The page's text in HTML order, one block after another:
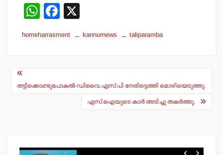
W
at
p
F
c
o
homeharrasment kannurnews taliparamba
Post
navigation
തട്ടിക്കൊണ്ടുപോകല്‍-ഡിവൈ.എസ്.പി നേരിട്ടെത്തി മൊഴിയെടുത്തു.
എസ്.ഐയുടെ കാര്‍ അടിച്ചു തകര്‍ത്തു.